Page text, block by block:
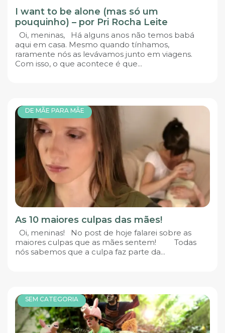
I want to be alone (mas só um
pouquinho) – por Pri Rocha Leite
Oi, meninas, Há alguns anos não temos babá
aqui em casa. Mesmo quando tínhamos,
raramente nós as levávamos junto em viagens.
Com isso, o que acontece é que...
DE MÃE PARA MÃE
As 10 maiores culpas das mães!
Oi, meninas! No post de hoje falarei sobre as
maiores culpas que as mães sentem! Todas
nós sabemos que a culpa faz parte da...
SEM CATEGORIA